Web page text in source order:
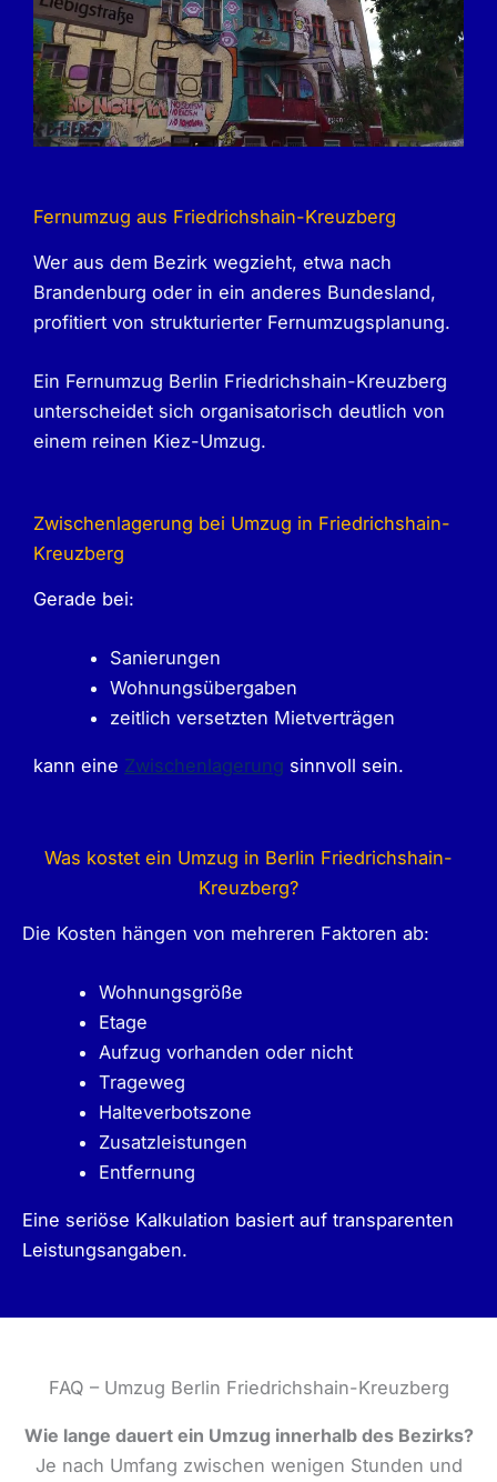
Fernumzug aus Friedrichshain-Kreuzberg
Wer aus dem Bezirk wegzieht, etwa nach
Brandenburg oder in ein anderes Bundesland,
profitiert von strukturierter Fernumzugsplanung.
Ein Fernumzug Berlin Friedrichshain-Kreuzberg
unterscheidet sich organisatorisch deutlich von
einem reinen Kiez-Umzug.
Zwischenlagerung bei Umzug in Friedrichshain-
Kreuzberg
Gerade bei:
Sanierungen
Wohnungsübergaben
zeitlich versetzten Mietverträgen
kann eine Zwischenlagerung sinnvoll sein.
Was kostet ein Umzug in Berlin Friedrichshain-
Kreuzberg?
Die Kosten hängen von mehreren Faktoren ab:
Wohnungsgröße
Etage
Aufzug vorhanden oder nicht
Trageweg
Halteverbotszone
Zusatzleistungen
Entfernung
Eine seriöse Kalkulation basiert auf transparenten
Leistungsangaben.
FAQ – Umzug Berlin Friedrichshain-Kreuzberg
Wie lange dauert ein Umzug innerhalb des Bezirks?
Je nach Umfang zwischen wenigen Stunden und